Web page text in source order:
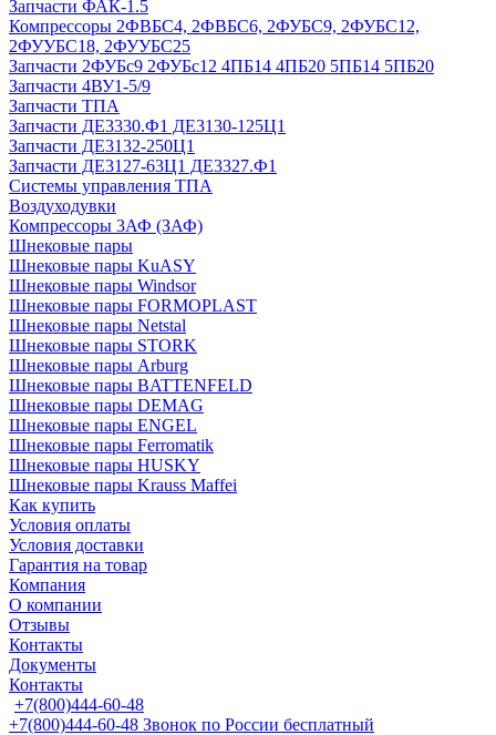
Запчасти ФАК-1.5
Компрессоры 2ФВБС4, 2ФВБС6, 2ФУБС9, 2ФУБС12,
2ФУУБС18, 2ФУУБС25
Запчасти 2ФУБс9 2ФУБс12 4ПБ14 4ПБ20 5ПБ14 5ПБ20
Запчасти 4ВУ1-5/9
Запчасти ТПА
Запчасти ДЕ3330.Ф1 ДЕ3130-125Ц1
Запчасти ДЕ3132-250Ц1
Запчасти ДЕ3127-63Ц1 ДЕ3327.Ф1
Системы управления ТПА
Воздуходувки
Компрессоры 3АФ (ЗАФ)
Шнековые пары
Шнековые пары KuASY
Шнековые пары Windsor
Шнековые пары FORMOPLAST
Шнековые пары Netstal
Шнековые пары STORK
Шнековые пары Arburg
Шнековые пары BATTENFELD
Шнековые пары DEMAG
Шнековые пары ENGEL
Шнековые пары Ferromatik
Шнековые пары HUSKY
Шнековые пары Krauss Maffei
Как купить
Условия оплаты
Условия доставки
Гарантия на товар
Компания
О компании
Отзывы
Контакты
Документы
Контакты
+7(800)444-60-48
+7(800)444-60-48 Звонок по России бесплатный